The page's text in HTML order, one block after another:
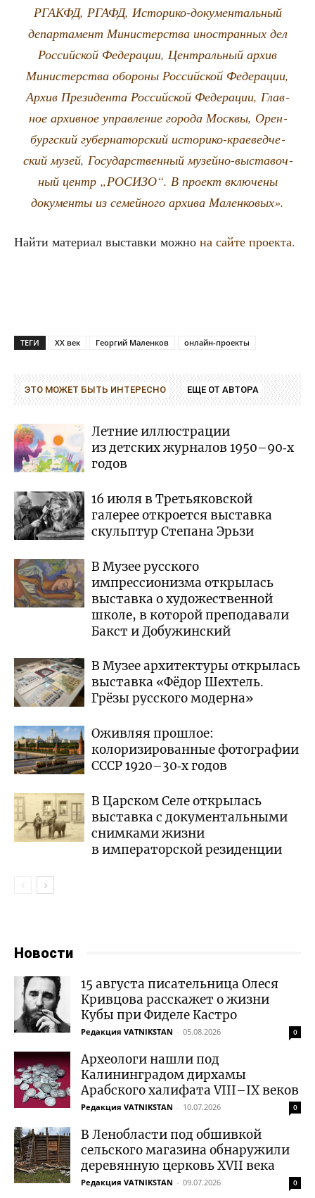
РГАКФД, РГАФД, Исто­ри­ко-доку­мен­таль­ный
депар­та­мент Мини­стер­ства ино­стран­ных дел
Рос­сий­ской Феде­ра­ции, Цен­траль­ный архив
Мини­стер­ства обо­ро­ны Рос­сий­ской Феде­ра­ции,
Архив Пре­зи­ден­та Рос­сий­ской Феде­ра­ции, Глав­
ное архив­ное управ­ле­ние горо­да Моск­вы, Орен­
бург­ский губер­на­тор­ский исто­ри­ко-кра­е­вед­че­
ский музей, Госу­дар­ствен­ный музей­но-выста­воч­
ный центр „РОСИЗО“. В про­ект вклю­че­ны
доку­мен­ты из семей­но­го архи­ва Маленковых».
Най­ти мате­ри­ал выстав­ки мож­но на сай­те проекта.
ТЕГИ XX век Георгий Маленков онлайн-проекты
ЭТО МОЖЕТ БЫТЬ ИНТЕРЕСНО ЕЩЕ ОТ АВТОРА
Летние иллюстрации
из детских журналов 1950–90‑х
годов
16 июля в Третьяковской
галерее откроется выставка
скульптур Степана Эрьзи
В Музее русского
импрессионизма открылась
выставка о художественной
школе, в которой преподавали
Бакст и Добужинский
В Музее архитектуры открылась
выставка «Фёдор Шехтель.
Грёзы русского модерна»
Оживляя прошлое:
колоризированные фотографии
СССР 1920–30‑х годов
В Царском Селе открылась
выставка с документальными
снимками жизни
в императорской резиденции
Новости
15 августа писательница Олеся
Кривцова расскажет о жизни
Кубы при Фиделе Кастро
Редакция VATNIKSTAN - 05.08.2026 0
Археологи нашли под
Калининградом дирхамы
Арабского халифата VIII–IX веков
Редакция VATNIKSTAN - 10.07.2026 0
В Ленобласти под обшивкой
сельского магазина обнаружили
деревянную церковь XVII века
Редакция VATNIKSTAN - 09.07.2026 0